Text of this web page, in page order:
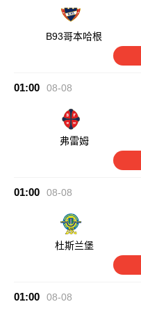
B93哥本哈根
01:00 08-08
弗雷姆
01:00 08-08
杜斯兰堡
01:00 08-08